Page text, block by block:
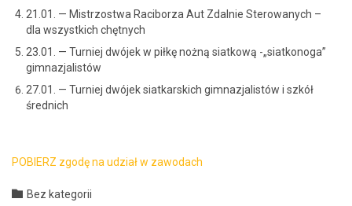
21.01. — Mis­tr­zost­wa Raci­borza Aut Zdal­nie Sterowanych –
dla wszys­t­kich chętnych
23.01. — Turniej dwó­jek w piłkę nożną siatkową -„siatkono­ga”
gimnazjalistów
27.01. — Turniej dwó­jek siatkars­kich gim­naz­jal­istów i szkół
średnich
POBIERZ zgodę na udzi­ał w zawodach
 Category
Bez kategorii